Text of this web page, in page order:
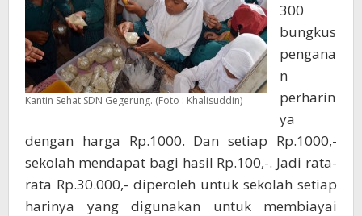
Kantin Sehat SDN Gegerung. (Foto : Khalisuddin)
300
bungkus
pengana
n
perharin
ya
dengan harga Rp.1000. Dan setiap Rp.1000,-
sekolah mendapat bagi hasil Rp.100,-. Jadi rata-
rata Rp.30.000,- diperoleh untuk sekolah setiap
harinya yang digunakan untuk membiayai